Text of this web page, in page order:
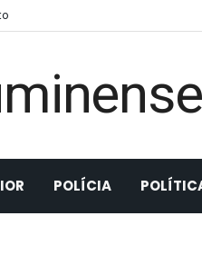
POLÍCIA